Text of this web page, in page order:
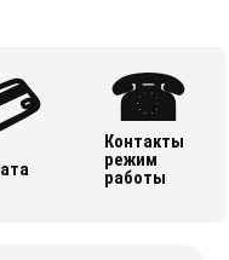
☎
Контакты
режим
работы